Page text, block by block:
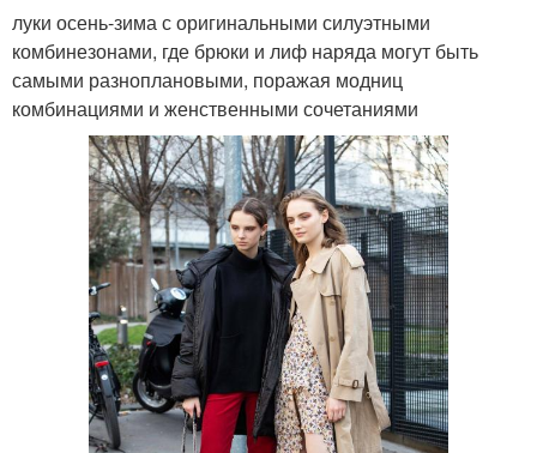
луки осень-зима с оригинальными силуэтными
комбинезонами, где брюки и лиф наряда могут быть
самыми разноплановыми, поражая модниц
комбинациями и женственными сочетаниями